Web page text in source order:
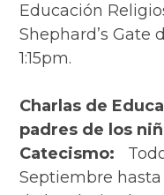
Educación
Shephard’s Gate
1:15pm.
Charlas de
padres de los
Catecismo:
Septiembre hasta